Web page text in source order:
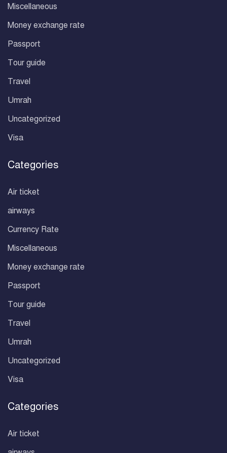
Miscellaneous
Money exchange rate
Passport
Tour guide
Travel
Umrah
Uncategorized
Visa
Categories
Air ticket
airways
Currency Rate
Miscellaneous
Money exchange rate
Passport
Tour guide
Travel
Umrah
Uncategorized
Visa
Categories
Air ticket